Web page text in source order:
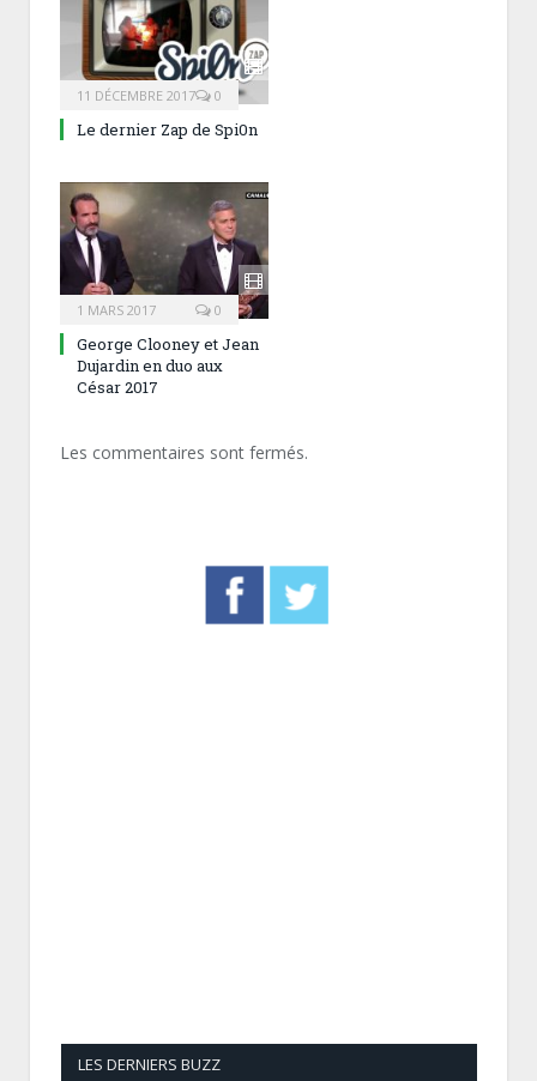
11 DÉCEMBRE 2017 0
Le dernier Zap de Spi0n
1 MARS 2017 0
George Clooney et Jean
Dujardin en duo aux
César 2017
Les commentaires sont fermés.
LES DERNIERS BUZZ